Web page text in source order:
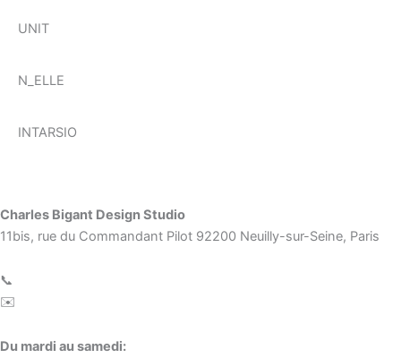
UNIT
N_ELLE
INTARSIO
Charles Bigant Design Studio
11bis, rue du Commandant Pilot 92200 Neuilly-sur-Seine, Paris
📞
✉️
Du mardi au samedi: